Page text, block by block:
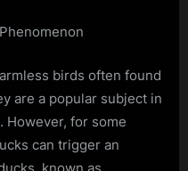
birds often found
are a popular subject in
However, for some
can trigger an